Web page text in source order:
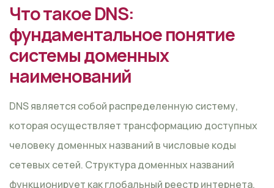
Что такое DNS:
фундаментальное понятие
системы доменных
наименований
DNS является собой распределенную систему,
которая осуществляет трансформацию доступных
человеку доменных названий в числовые коды
сетевых сетей. Структура доменных названий
функционирует как глобальный реестр интернета,